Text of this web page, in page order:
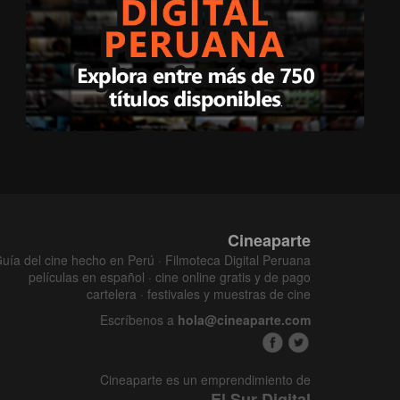
Cineaparte
del cine hecho en Perú · Filmoteca Digital Peruana
películas en español · cine online gratis y de pago
cartelera · festivales y muestras de cine
Escríbenos a hola@cineaparte.com
Cineaparte es un emprendimiento de